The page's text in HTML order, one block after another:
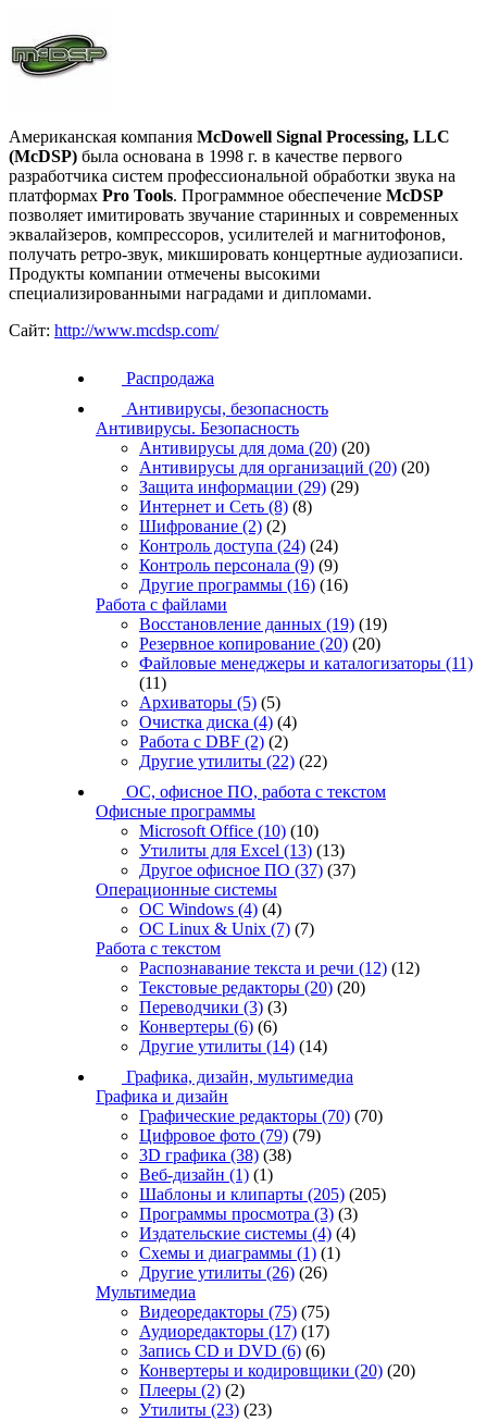
Американская компания McDowell Signal Processing, LLC
(McDSP) была основана в 1998 г. в качестве первого
разработчика систем профессиональной обработки звука на
платформах Pro Tools. Программное обеспечение McDSP
позволяет имитировать звучание старинных и современных
эквалайзеров, компрессоров, усилителей и магнитофонов,
получать ретро-звук, микшировать концертные аудиозаписи.
Продукты компании отмечены высокими
специализированными наградами и дипломами.
Сайт: http://www.mcdsp.com/
Распродажа
Антивирусы, безопасность
Антивирусы. Безопасность
Антивирусы для дома (20) (20)
Антивирусы для организаций (20) (20)
Защита информации (29) (29)
Интернет и Сеть (8) (8)
Шифрование (2) (2)
Контроль доступа (24) (24)
Контроль персонала (9) (9)
Другие программы (16) (16)
Работа с файлами
Восстановление данных (19) (19)
Резервное копирование (20) (20)
Файловые менеджеры и каталогизаторы (11)
(11)
Архиваторы (5) (5)
Очистка диска (4) (4)
Работа с DBF (2) (2)
Другие утилиты (22) (22)
ОС, офисное ПО, работа с текстом
Офисные программы
Microsoft Office (10) (10)
Утилиты для Excel (13) (13)
Другое офисное ПО (37) (37)
Операционные системы
ОС Windows (4) (4)
ОС Linux & Unix (7) (7)
Работа с текстом
Распознавание текста и речи (12) (12)
Текстовые редакторы (20) (20)
Переводчики (3) (3)
Конвертеры (6) (6)
Другие утилиты (14) (14)
Графика, дизайн, мультимедиа
Графика и дизайн
Графические редакторы (70) (70)
Цифровое фото (79) (79)
3D графика (38) (38)
Веб-дизайн (1) (1)
Шаблоны и клипарты (205) (205)
Программы просмотра (3) (3)
Издательские системы (4) (4)
Схемы и диаграммы (1) (1)
Другие утилиты (26) (26)
Мультимедиа
Видеоредакторы (75) (75)
Аудиоредакторы (17) (17)
Запись CD и DVD (6) (6)
Конвертеры и кодировщики (20) (20)
Плееры (2) (2)
Утилиты (23) (23)